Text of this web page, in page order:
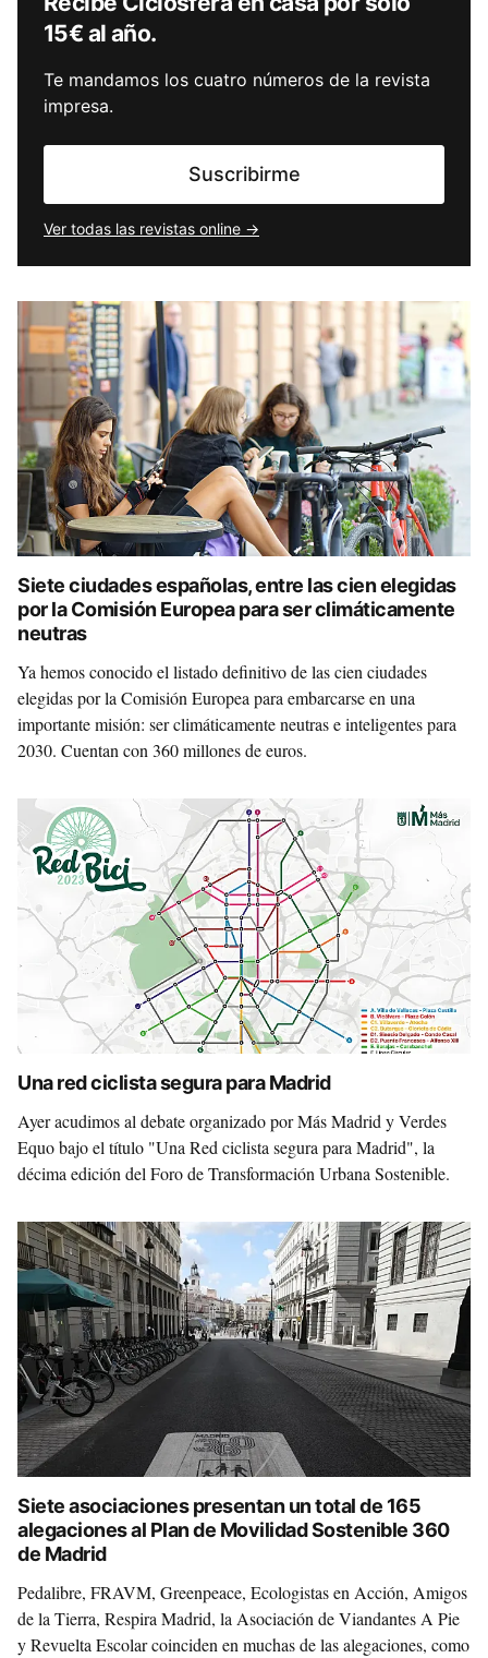
15€ al año.
Te mandamos los cuatro números de la revista
impresa.
Suscribirme
Ver todas las revistas online →
Siete ciudades españolas, entre las cien elegidas
por la Comisión Europea para ser climáticamente
neutras
Ya hemos conocido el listado definitivo de las cien ciudades
elegidas por la Comisión Europea para embarcarse en una
importante misión: ser climáticamente neutras e inteligentes para
2030. Cuentan con 360 millones de euros.
Una red ciclista segura para Madrid
Ayer acudimos al debate organizado por Más Madrid y Verdes
Equo bajo el título "Una Red ciclista segura para Madrid", la
décima edición del Foro de Transformación Urbana Sostenible.
Siete asociaciones presentan un total de 165
alegaciones al Plan de Movilidad Sostenible 360
de Madrid
Pedalibre, FRAVM, Greenpeace, Ecologistas en Acción, Amigos
de la Tierra, Respira Madrid, la Asociación de Viandantes A Pie
y Revuelta Escolar coinciden en muchas de las alegaciones, como